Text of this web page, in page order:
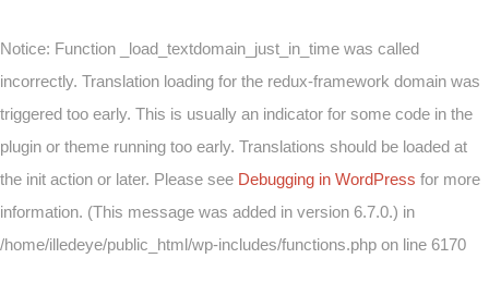
Notice: Function _load_textdomain_just_in_time was called
incorrectly. Translation loading for the redux-framework domain was
triggered too early. This is usually an indicator for some code in the
plugin or theme running too early. Translations should be loaded at
the init action or later. Please see Debugging in WordPress for more
information. (This message was added in version 6.7.0.) in
/home/illedeye/public_html/wp-includes/functions.php on line 6170